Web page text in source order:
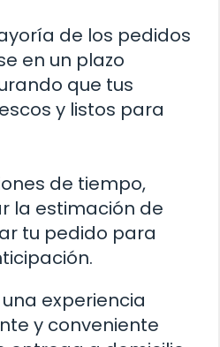
de los pedidos
en un plazo
que tus
y listos para
de tiempo,
la estimación de
tu pedido para
experiencia
y conveniente